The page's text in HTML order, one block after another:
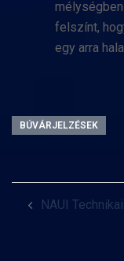
felszínt,
egy arra
BÚVÁRJELZÉSEK
navigation
NAUI